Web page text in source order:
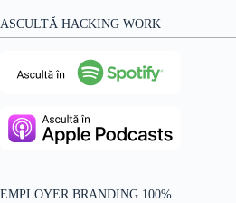
ASCULTĂ HACKING WORK
EMPLOYER BRANDING 100%